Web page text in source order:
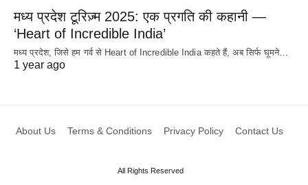
मध्य प्रदेश टूरिज़्म 2025: एक प्रगति की कहानी —
‘Heart of Incredible India’
मध्य प्रदेश, जिसे हम गर्व से Heart of Incredible India कहते हैं, अब सिर्फ घूमने…
1 year ago
About Us Terms & Conditions Privacy Policy Contact Us
All Rights Reserved